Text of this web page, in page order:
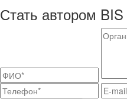
Стать автором